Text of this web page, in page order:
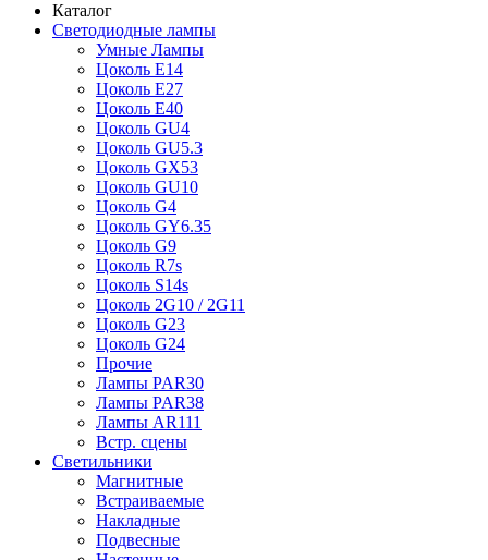
Каталог
Светодиодные лампы
Умные Лампы
Цоколь E14
Цоколь E27
Цоколь E40
Цоколь GU4
Цоколь GU5.3
Цоколь GX53
Цоколь GU10
Цоколь G4
Цоколь GY6.35
Цоколь G9
Цоколь R7s
Цоколь S14s
Цоколь 2G10 / 2G11
Цоколь G23
Цоколь G24
Прочие
Лампы PAR30
Лампы PAR38
Лампы AR111
Встр. сцены
Светильники
Магнитные
Встраиваемые
Накладные
Подвесные